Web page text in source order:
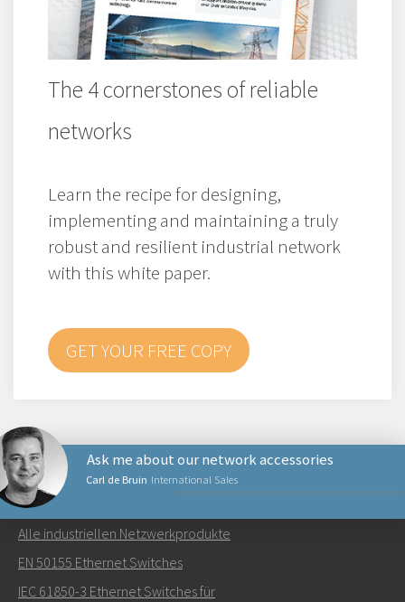
The 4 cornerstones of reliable
networks
Learn the recipe for designing,
implementing and maintaining a truly
robust and resilient industrial network
with this white paper.
GET YOUR FREE COPY
Carl de Bruin International Sales
Ask me about our network accessories
Senden Sie eine E-Mail an Carl
NETZWERKPRODUKTE
Alle industriellen Netzwerkprodukte
EN 50155 Ethernet Switches
IEC 61850-3 Ethernet Switches für